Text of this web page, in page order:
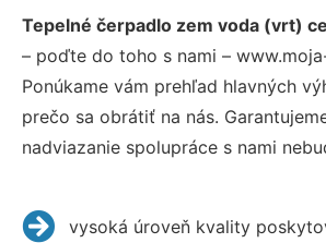
Tepelné čerpadlo zem voda (vrt)
– poďte do toho s nami –
Ponúkame vám prehľad hlavných
prečo sa obrátiť na nás.
nadviazanie spolupráce s nami
vysoká úroveň kvality